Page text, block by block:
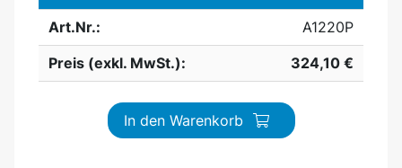
Art.Nr.:
A1220P
Preis (exkl. MwSt.):
324,10 €
In den Warenkorb